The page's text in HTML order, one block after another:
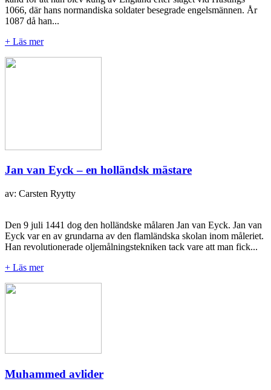
1066, där hans normandiska soldater besegrade engelsmännen. År
1087 då han...
+ Läs mer
Jan van Eyck – en holländsk mästare
av: Carsten Ryytty
Den 9 juli 1441 dog den holländske målaren Jan van Eyck. Jan van
Eyck var en av grundarna av den flamländska skolan inom måleriet.
Han revolutionerade oljemålningstekniken tack vare att man fick...
+ Läs mer
Muhammed avlider